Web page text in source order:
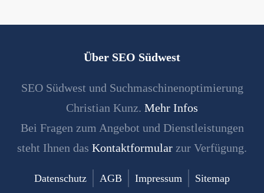
Über SEO Südwest
SEO Südwest und Suchmaschinenoptimierung
Christian Kunz. Mehr Infos
Bei Fragen zum Angebot und Dienstleistungen
steht Ihnen das Kontaktformular zur Verfügung.
Datenschutz AGB Impressum Sitemap